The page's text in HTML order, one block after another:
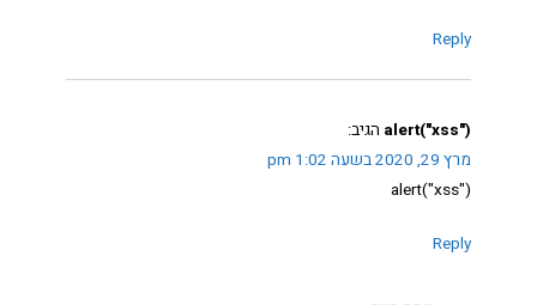
Reply
alert("xss") הגיב:
מרץ 29, 2020 בשעה 1:02 pm
alert("xss")
Reply